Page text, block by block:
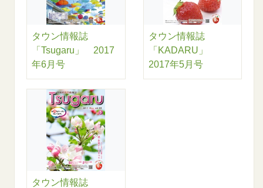
タウン情報誌
「Tsugaru」 2017
年6月号
タウン情報誌
「KADARU」
2017年5月号
タウン情報誌